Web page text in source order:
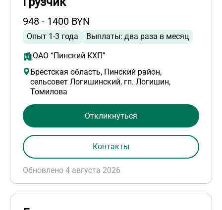
948 - 1400 BYN
Опыт 1-3 года Выплаты: два раза в месяц
ОАО “Пинский КХП”
Брестская область, Пинский район,
сельсовет Логишинский, гп. Логишин,
Томилова
Обновлено 4 августа 2026
Откликнуться
Контакты